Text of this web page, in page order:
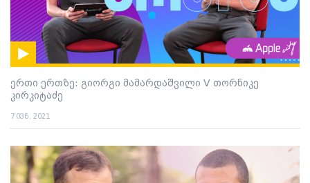
ერთი ერთზე: გიორგი მამარდაშვილი V თორნიკე
კირკიტაძე
7 ივნ. 2021